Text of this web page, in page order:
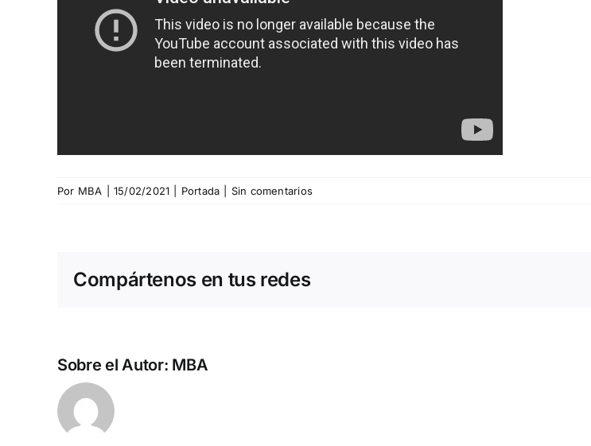
Por MBA 15/02/2021 Portada Sin comentarios
Compártenos en tus redes
Sobre el Autor: MBA